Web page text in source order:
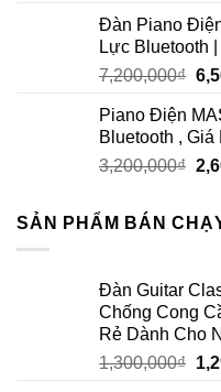
Đàn Piano
Lực Bluetooth
7,200,000₫
Piano Điện
Bluetooth ,
3,200,000₫
SẢN PHẨM BÁN
Đàn Guitar
Chống Cong
Rẻ Dành Cho
1,300,000₫